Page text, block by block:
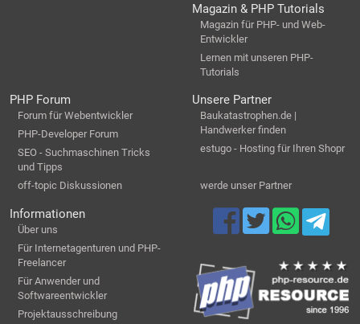
Magazin & PHP Tutorials
Magazin für PHP- und Web-
Entwickler
Lernen mit unseren PHP-
Tutorials
PHP Forum
Forum für Webentwickler
PHP-Developer Forum
SEO - Suchmaschinen Tricks
und Tipps
off-topic Diskussionen
Unsere Partner
Baukatastrophen.de |
Handwerker finden
estugo - Hosting für Ihren Shopr
werde unser Partner
Informationen
Über uns
Für Internetagenturen und PHP-
Freelancer
Für Anwender und
Softwareentwickler
Projektausschreibung